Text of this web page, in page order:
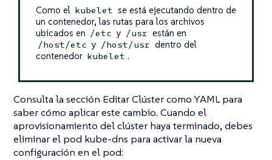
Como el kubelet se está ejecutando dentro de
un contenedor, las rutas para los archivos
ubicados en /etc y /usr están en
/host/etc y /host/usr dentro del
contenedor kubelet .
Consulta la sección Editar Clúster como YAML para
saber cómo aplicar este cambio. Cuando el
aprovisionamiento del clúster haya terminado, debes
eliminar el pod kube-dns para activar la nueva
configuración en el pod: